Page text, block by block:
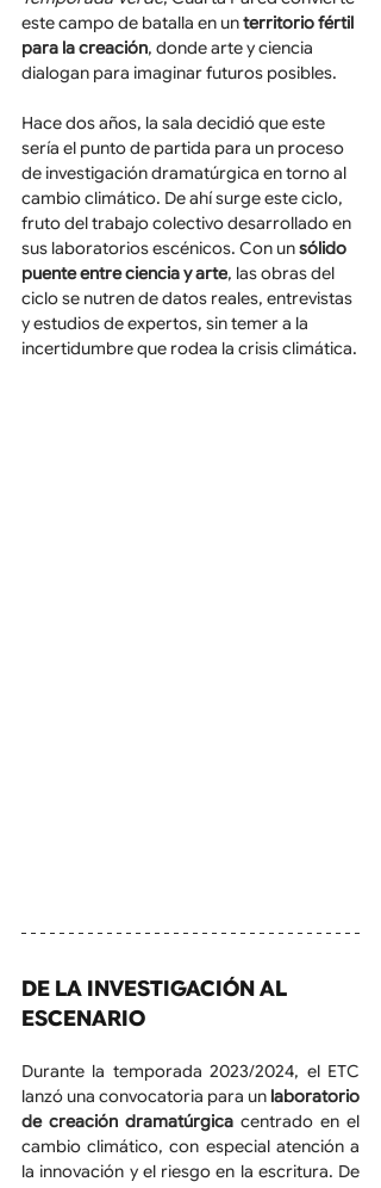
este campo de batalla en un territorio fértil
para la creación, donde arte y ciencia
dialogan para imaginar futuros posibles.
Hace dos años, la sala decidió que este
sería el punto de partida para un proceso
de investigación dramatúrgica en torno al
cambio climático. De ahí surge este ciclo,
fruto del trabajo colectivo desarrollado en
sus laboratorios escénicos. Con un sólido
puente entre ciencia y arte, las obras del
ciclo se nutren de datos reales, entrevistas
y estudios de expertos, sin temer a la
incertidumbre que rodea la crisis climática.
DE LA INVESTIGACIÓN AL
ESCENARIO
Durante la temporada 2023/2024, el ETC
lanzó una convocatoria para un laboratorio
de creación dramatúrgica centrado en el
cambio climático, con especial atención a
la innovación y el riesgo en la escritura. De